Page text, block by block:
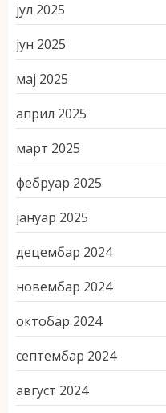
јул 2025
јун 2025
мај 2025
април 2025
март 2025
фебруар 2025
јануар 2025
децембар 2024
новембар 2024
октобар 2024
септембар 2024
август 2024